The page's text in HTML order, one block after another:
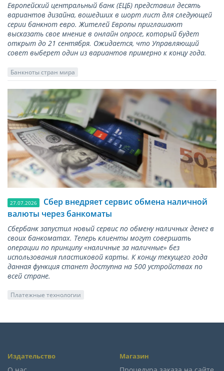
Европейский центральный банк (ЕЦБ) представил десять
вариантов дизайна, вошедших в шорт лист для следующей
серии банкнот евро. Жителей Европы приглашают
высказать свое мнение в онлайн опросе, который будет
открыт до 21 сентября. Ожидается, что Управляющий
совет выберет один из вариантов примерно к концу года.
Банкноты стран мира
27.07.2026
Сбер внедряет сервис обмена наличной
валюты через банкоматы
Сбербанк запустил новый сервис по обмену наличных денег в
своих банкоматах. Теперь клиенты могут совершать
операции по принципу «наличные за наличные» без
использования пластиковой карты. К концу текущего года
данная функция станет доступна на 500 устройствах по
всей стране.
Платежные технологии
Издательство Магазин